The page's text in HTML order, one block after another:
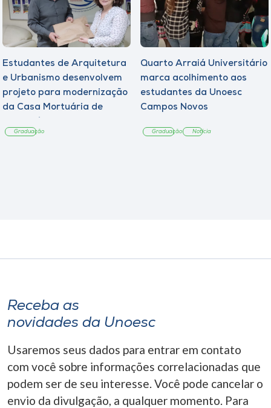
Estudantes de Arquitetura
e Urbanismo desenvolvem
projeto para modernização
da Casa Mortuária de
Graduação
Quarto Arraiá Universitário
marca acolhimento aos
estudantes da Unoesc
Campos Novos
Graduação Notícia
Receba as
novidades da Unoesc
Usaremos seus dados para entrar em contato
com você sobre informações correlacionadas que
podem ser de seu interesse. Você pode cancelar o
envio da divulgação, a qualquer momento. Para